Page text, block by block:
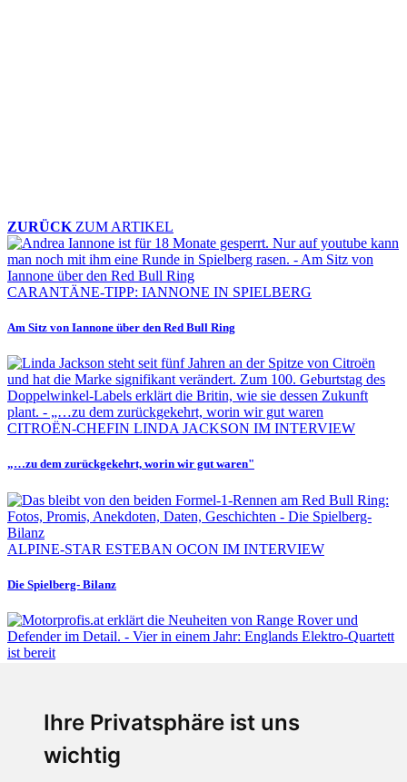
Ihre Privatsphäre ist uns
wichtig
ZURÜCK ZUM ARTIKEL
CARANTÄNE-TIPP: IANNONE IN SPIELBERG
Am Sitz von Iannone über den Red Bull Ring
CITROËN-CHEFIN LINDA JACKSON IM INTERVIEW
„…zu dem zurückgekehrt, worin wir gut waren"
ALPINE-STAR ESTEBAN OCON IM INTERVIEW
Die Spielberg- Bilanz
Vier in einem Jahr: Englands Elektro-Quartett ist bereit